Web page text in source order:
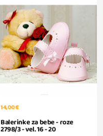
14,00 €
Balerinke za bebe - roze
2798/3 - vel. 16 - 20